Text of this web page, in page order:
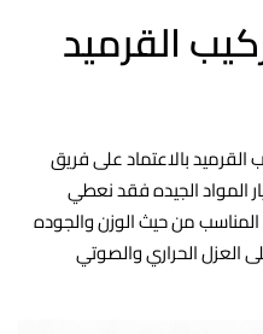
القرميد
بالاعتماد على فريق
المواد الجيده فقد نعطي
المناسب من حيث الوزن والجوده
العزل الحراري والصوتي